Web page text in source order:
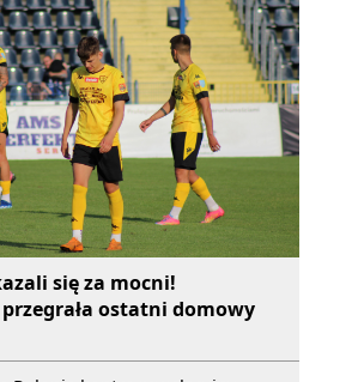
się za mocni!
ostatni domowy